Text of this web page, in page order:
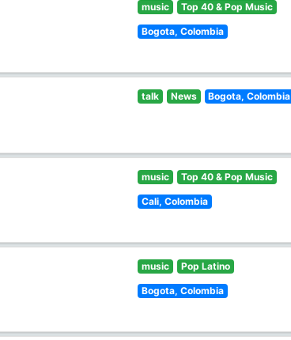
music Top 40 & Pop Music
Bogota, Colombia
talk News Bogota, Colombia
music Top 40 & Pop Music
Cali, Colombia
music Pop Latino
Bogota, Colombia